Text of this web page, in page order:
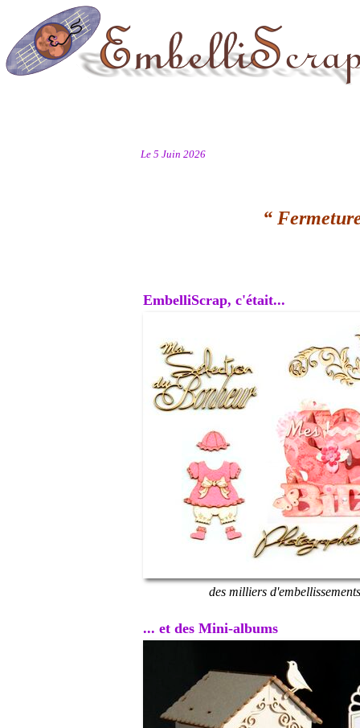
Le 5 Juin 2026
“
EmbelliScrap, c'était...
des milliers
... et des Mini-albums